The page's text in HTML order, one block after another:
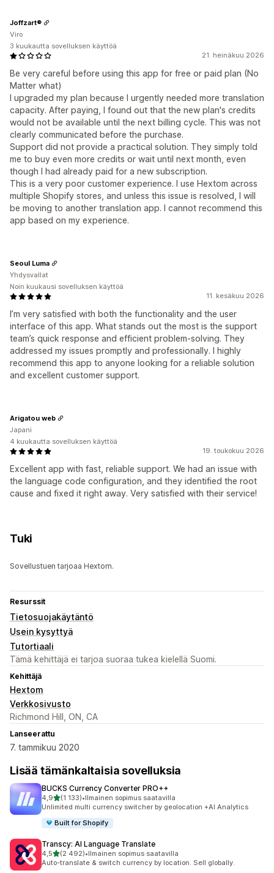
21. heinäkuu 2026
Be very careful before using this app for free or paid plan (No
Matter what)
I upgraded my plan because I urgently needed more translation
capacity. After paying, I found out that the new plan's credits
would not be available until the next billing cycle. This was not
clearly communicated before the purchase.
Support did not provide a practical solution. They simply told
me to buy even more credits or wait until next month, even
though I had already paid for a new subscription.
This is a very poor customer experience. I use Hextom across
multiple Shopify stores, and unless this issue is resolved, I will
be moving to another translation app. I cannot recommend this
app based on my experience.
Joffzart®
Viro
3 kuukautta sovelluksen käyttöä
11. kesäkuu 2026
I’m very satisfied with both the functionality and the user
interface of this app. What stands out the most is the support
team’s quick response and efficient problem-solving. They
addressed my issues promptly and professionally. I highly
recommend this app to anyone looking for a reliable solution
and excellent customer support.
Seoul Luma
Yhdysvallat
Noin kuukausi sovelluksen käyttöä
19. toukokuu 2026
Excellent app with fast, reliable support. We had an issue with
the language code configuration, and they identified the root
cause and fixed it right away. Very satisfied with their service!
Arigatou web
Japani
4 kuukautta sovelluksen käyttöä
Tuki
Sovellustuen tarjoaa Hextom.
Resurssit
Tietosuojakäytäntö
Usein kysyttyä
Tutortiaali
Tämä kehittäjä ei tarjoa suoraa tukea kielellä Suomi.
Kehittäjä
Hextom
Verkkosivusto
Richmond Hill, ON, CA
Lanseerattu
7. tammikuu 2020
Lisää tämänkaltaisia sovelluksia
BUCKS Currency Converter PRO++
4,9/ 5 tähteä
(1 133)
1133 arvostelua yhteensä
•Ilmainen sopimus saatavilla
Unlimited multi currency switcher by geolocation +AI Analytics
Built for Shopify
Transcy: AI Language Translate
4,5/ 5 tähteä
(2 492)
2492 arvostelua yhteensä
•Ilmainen sopimus saatavilla
Auto-translate & switch currency by location. Sell globally.